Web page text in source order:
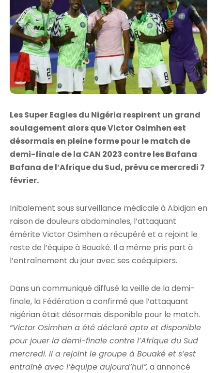
Les Super Eagles du Nigéria respirent un grand
soulagement alors que Victor Osimhen est
désormais en pleine forme pour le match de
demi-finale de la CAN 2023 contre les Bafana
Bafana de l’Afrique du Sud, prévu ce mercredi 7
février.
Initialement sous surveillance médicale à Abidjan en
raison de douleurs abdominales, l’attaquant
émérite Victor Osimhen a récupéré et a rejoint le
reste de l’équipe à Bouaké. Il a même pris part à
l’entraînement du jour avec ses coéquipiers.
Dans un communiqué diffusé la veille de la demi-
finale, la Fédération a confirmé que l’attaquant
nigérian était désormais disponible pour le match.
“Victor Osimhen a été déclaré apte et disponible
pour jouer la demi-finale contre l’Afrique du Sud
mercredi. Il a rejoint le groupe à Bouaké et s’est
entraîné avec l’équipe aujourd’hui”, a annoncé